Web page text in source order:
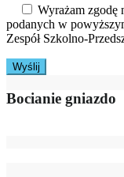
Wyrażam zgodę
podanych w
Zespół Szkolno-
Bocianie gniazdo